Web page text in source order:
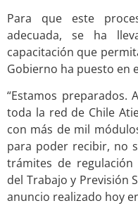
Para que este
adecuada, se ha
capacitación que
Gobierno ha puesto en
“Estamos preparados.
toda la red de Chile
con más de mil
para poder recibir, no
trámites de
del Trabajo y Previsión
anuncio realizado hoy